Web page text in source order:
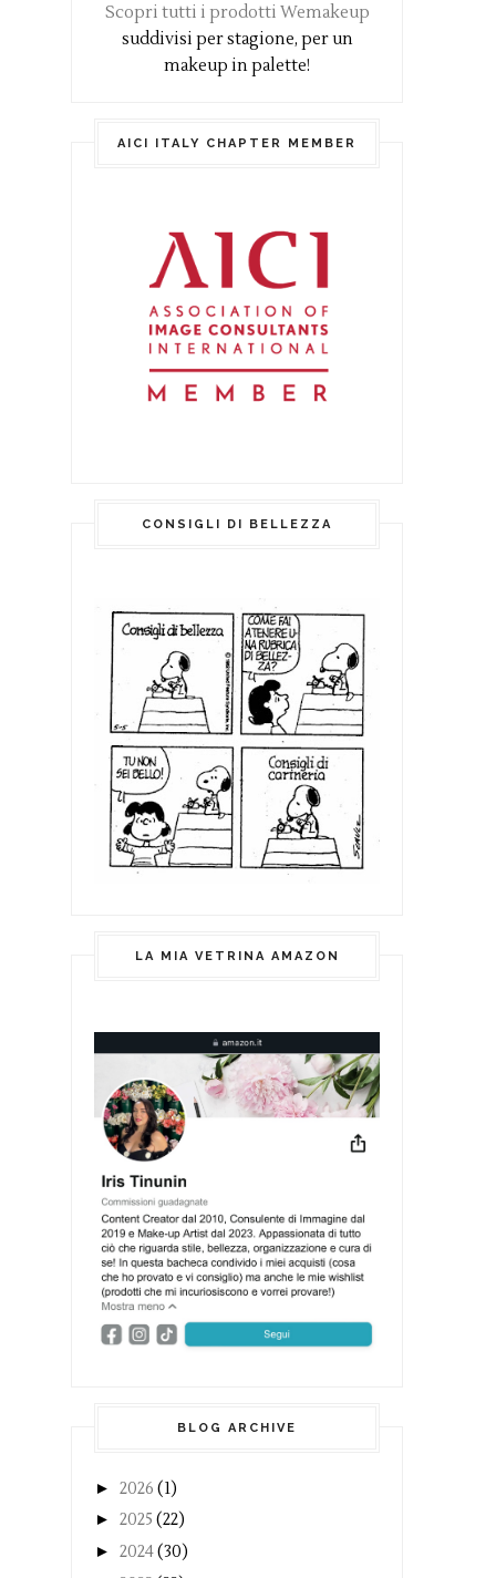
Scopri tutti i prodotti Wemakeup
suddivisi per stagione, per un
makeup in palette!
AICI ITALY CHAPTER MEMBER
CONSIGLI DI BELLEZZA
LA MIA VETRINA AMAZON
BLOG ARCHIVE
► 2026 (1)
► 2025 (22)
► 2024(30)